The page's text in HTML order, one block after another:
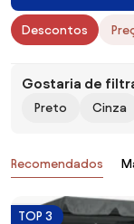
Descontos
Gostaria de
Preto
Cinza
Produtos
Recomendados
TOP 3